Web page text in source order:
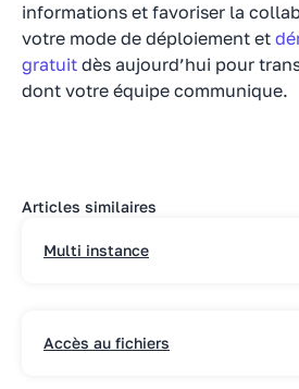
informations et favoriser la
votre mode de déploiement et
gratuit dès aujourd’hui pour
dont votre équipe communique.
Articles similaires
Multi instance
Accès au fichiers